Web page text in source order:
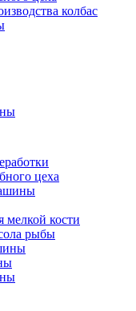
колбас
цеха
кости
рыбы